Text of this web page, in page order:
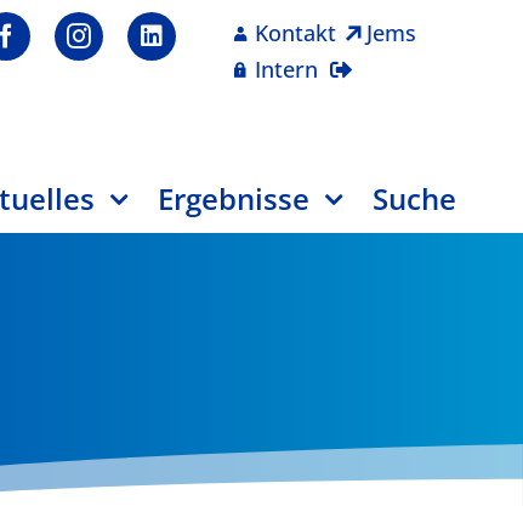
Kontakt
Jems
Intern
Ergebnisse Suche